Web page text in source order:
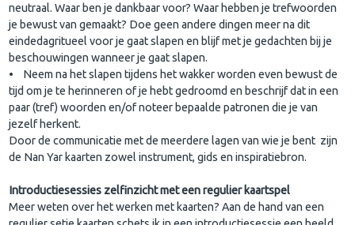
neutraal. Waar ben je dankbaar voor? Waar hebben je trefwoorden
je bewust van gemaakt? Doe geen andere dingen meer na dit
eindedagritueel voor je gaat slapen en blijf met je gedachten bij je
beschouwingen wanneer je gaat slapen.
• Neem na het slapen tijdens het wakker worden even bewust de
tijd om je te herinneren of je hebt gedroomd en beschrijf dat in een
paar (tref) woorden en/of noteer bepaalde patronen die je van
jezelf herkent.
Door de communicatie met de meerdere lagen van wie je bent zijn
de Nan Yar kaarten zowel instrument, gids en inspiratiebron.
Introductiesessies zelfinzicht met een regulier kaartspel
Meer weten over het werken met kaarten? Aan de hand van een